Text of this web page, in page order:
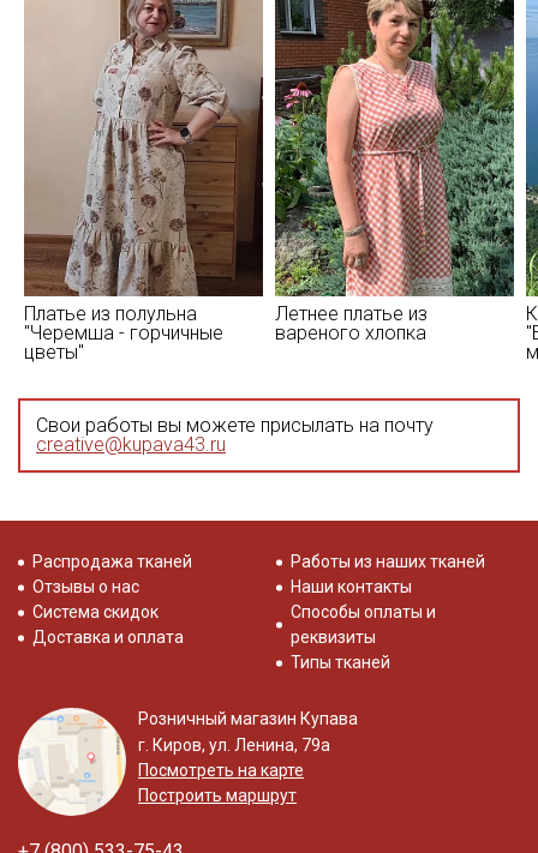
Платье из полульна
"Черемша - горчичные
цветы"
Летнее платье из
вареного хлопка
Свои работы вы можете присылать на почту
creative@kupava43.ru
Распродажа тканей
Отзывы о нас
Система скидок
Доставка и оплата
Работы из наших тканей
Наши контакты
Способы оплаты и
реквизиты
Типы тканей
Розничный магазин Купава
г. Киров, ул. Ленина, 79а
Посмотреть на карте
Построить маршрут